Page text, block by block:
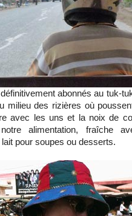
abonnés au tuk-
milieu des rizières où
avec les uns et la noix de
alimentation, fraîche
pour soupes ou desserts.